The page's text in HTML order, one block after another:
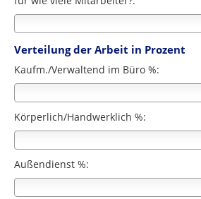
Verteilung der Arbeit in Prozent
Kaufm./Verwaltend im Büro %:
Körperlich/Handwerklich %:
Außendienst %: